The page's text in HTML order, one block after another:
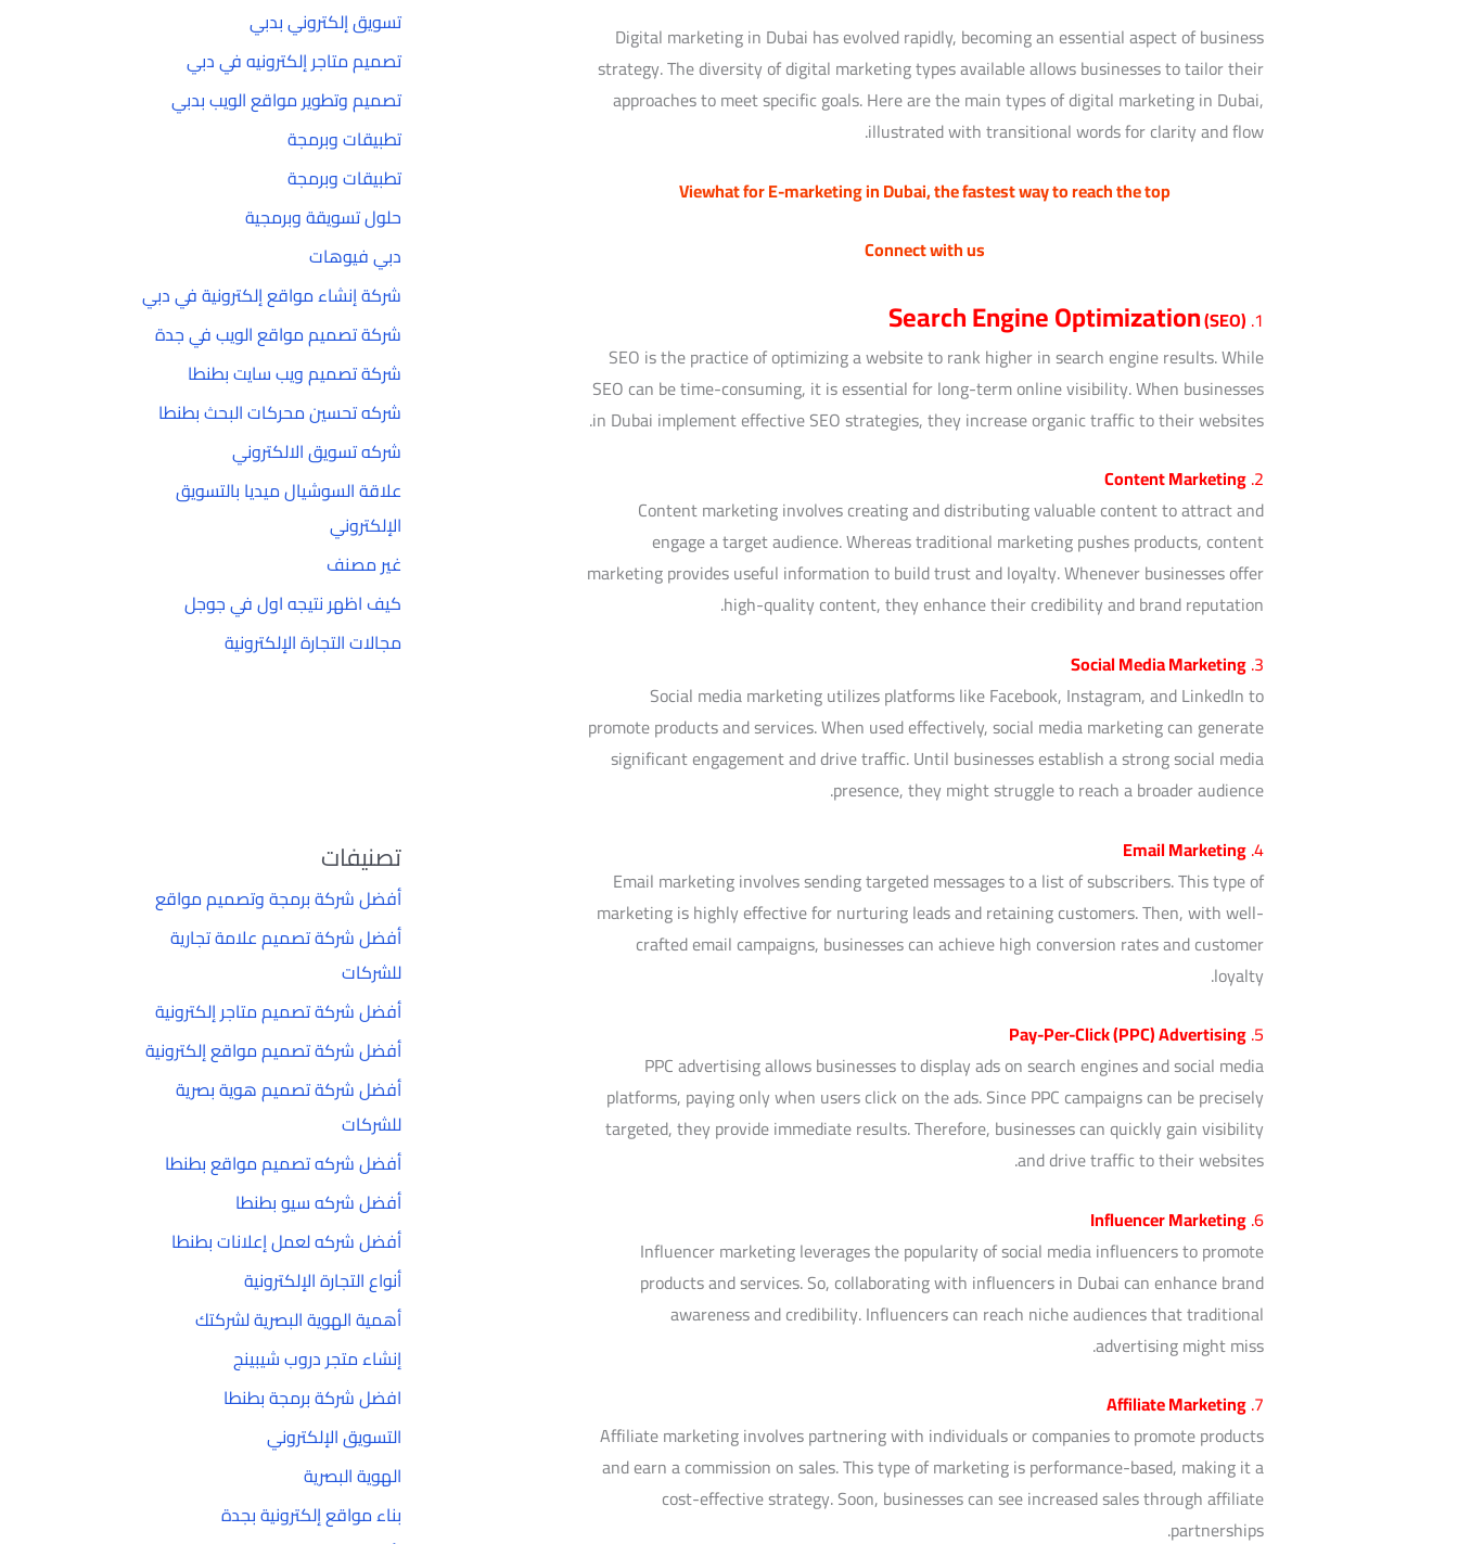
Digital marketing in Dubai has evolved rapidly, becoming an essential aspect of business
strategy. The diversity of digital marketing types available allows businesses to tailor their
approaches to meet specific goals. Here are the main types of digital marketing in Dubai,
illustrated with transitional words for clarity and flow.
Viewhat for E-marketing in Dubai, the fastest way to reach the top
Connect with us
1.
Search Engine Optimization(SEO)
SEO is the practice of optimizing a website to rank higher in search engine results. While
SEO can be time-consuming, it is essential for long-term online visibility. When businesses
in Dubai implement effective SEO strategies, they increase organic traffic to their websites.
2.
Content Marketing
Content marketing involves creating and distributing valuable content to attract and
engage a target audience. Whereas traditional marketing pushes products, content
marketing provides useful information to build trust and loyalty. Whenever businesses offer
high-quality content, they enhance their credibility and brand reputation.
3.
Social Media Marketing
Social media marketing utilizes platforms like Facebook, Instagram, and LinkedIn to
promote products and services. When used effectively, social media marketing can generate
significant engagement and drive traffic. Until businesses establish a strong social media
presence, they might struggle to reach a broader audience.
4.
Email Marketing
Email marketing involves sending targeted messages to a list of subscribers. This type of
marketing is highly effective for nurturing leads and retaining customers. Then, with well-
crafted email campaigns, businesses can achieve high conversion rates and customer
loyalty.
5.
Pay-Per-Click (PPC) Advertising
PPC advertising allows businesses to display ads on search engines and social media
platforms, paying only when users click on the ads. Since PPC campaigns can be precisely
targeted, they provide immediate results. Therefore, businesses can quickly gain visibility
and drive traffic to their websites.
6.
Influencer Marketing
Influencer marketing leverages the popularity of social media influencers to promote
products and services. So, collaborating with influencers in Dubai can enhance brand
awareness and credibility. Influencers can reach niche audiences that traditional
advertising might miss.
7.
Affiliate Marketing
Affiliate marketing involves partnering with individuals or companies to promote products
and earn a commission on sales. This type of marketing is performance-based, making it a
cost-effective strategy. Soon, businesses can see increased sales through affiliate
partnerships.
تسويق إلكتروني بدبي
تصميم متاجر إلكترونيه في دبي
تصميم وتطوير مواقع الويب بدبي
تطبيقات وبرمجة
تطبيقات وبرمجة
حلول تسويقة وبرمجية
دبي فيوهات
شركة إنشاء مواقع إلكترونية في دبي
شركة تصميم مواقع الويب في جدة
شركة تصميم ويب سايت بطنطا
شركه تحسين محركات البحث بطنطا
شركه تسويق الالكتروني
علاقة السوشيال ميديا بالتسويق
الإلكتروني
غير مصنف
كيف اظهر نتيجه اول في جوجل
مجالات التجارة الإلكترونية
تصنيفات
أفضل شركة برمجة وتصميم مواقع
أفضل شركة تصميم علامة تجارية
للشركات
أفضل شركة تصميم متاجر إلكترونية
أفضل شركة تصميم مواقع إلكترونية
أفضل شركة تصميم هوية بصرية
للشركات
أفضل شركه تصميم مواقع بطنطا
أفضل شركه سيو بطنطا
أفضل شركه لعمل إعلانات بطنطا
أنواع التجارة الإلكترونية
أهمية الهوية البصرية لشركتك
إنشاء متجر دروب شيبينج
افضل شركة برمجة بطنطا
التسويق الإلكتروني
الهوية البصرية
بناء مواقع إلكترونية بجدة